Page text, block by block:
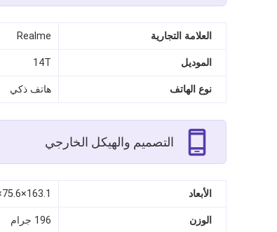
العلامة التجارية Realme
الموديل 14T
نوع الهاتف هاتف ذكي
التصميم والهيكل الخارجي
الأبعاد 163.1×75.6×7.9 مم
الوزن 196 جرام